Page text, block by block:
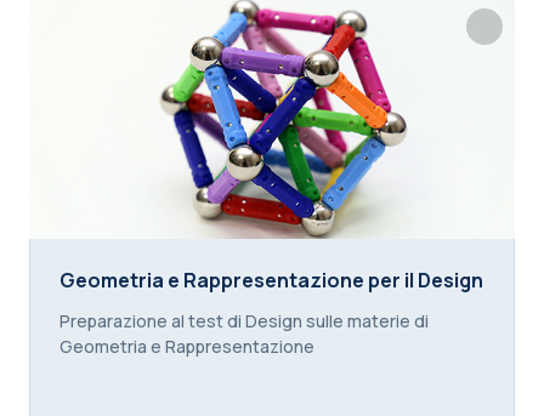
Geometria e Rappresentazione per il Design
Geometria e Rappresentazione per il Design
Course summary text:
Preparazione al test di Design sulle materie di
Geometria e Rappresentazione